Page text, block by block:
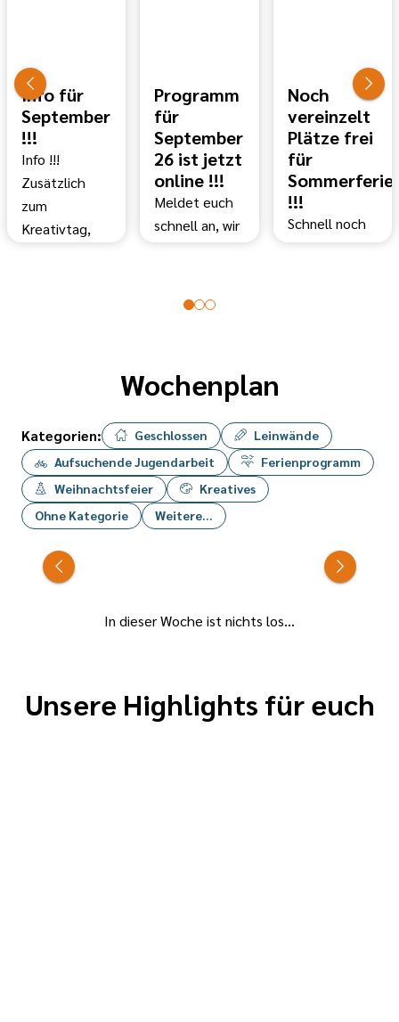
Info für
September
!!!
Info !!!
Zusätzlich
zum
Kreativtag,
Wir freuen uns
auf euch ;-)
Programm
für
September
26 ist jetzt
online !!!
Meldet euch
schnell an, wir
Besucht uns
Weltkindertag.
der
katholischen
Bücherei :-)
Noch
vereinzelt
Plätze frei
für
!!!
Schnell noch
Wochenplan
Kategorien: Geschlossen
Leinwände
Aufsuchende Jugendarbeit
Ferienprogramm
Weihnachtsfeier
Kreatives
Ohne Kategorie
Weitere...
In dieser Woche ist nichts los...
Unsere Highlights für euch